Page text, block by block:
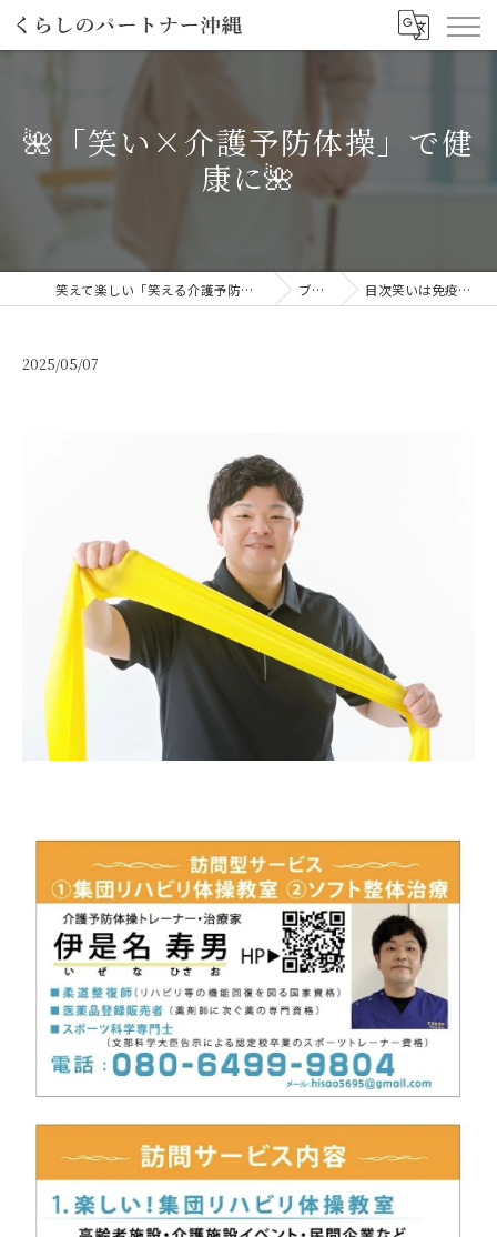
🌺「笑い×介護予防体操」で健
康に🌺
笑えて楽しい「笑える介護予防体操教室」 ブログ 目次笑いは免疫力を…
2025/05/07